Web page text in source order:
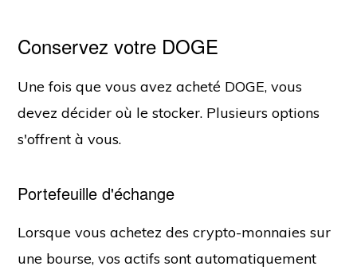
Conservez votre DOGE
Une fois que vous avez acheté DOGE, vous
devez décider où le stocker. Plusieurs options
s'offrent à vous.
Portefeuille d'échange
Lorsque vous achetez des crypto-monnaies sur
une bourse, vos actifs sont automatiquement